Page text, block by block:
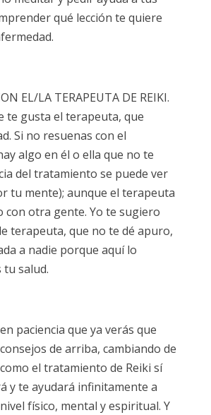
qué lección te quiere
EL/LA TERAPEUTA DE REIKI.
te gusta el terapeuta, que
Si no resuenas con el
algo en él o ella que no te
del tratamiento se puede ver
tu mente); aunque el terapeuta
con otra gente. Yo te sugiero
terapeuta, que no te dé apuro,
a nadie porque aquí lo
salud.
paciencia que ya verás que
de arriba, cambiando de
el tratamiento de Reiki sí
y te ayudará infinitamente a
físico, mental y espiritual. Y